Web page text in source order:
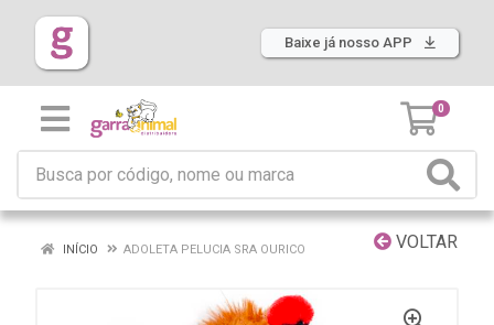
Baixe já nosso APP
0
VOLTAR
INÍCIO ADOLETA PELUCIA SRA OURICO